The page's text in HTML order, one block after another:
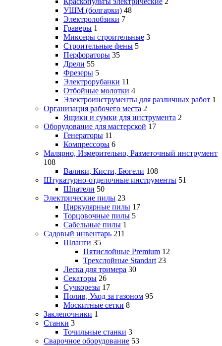
УШМ (болгарки) 48
Электролобзики 7
Граверы 1
Миксеры строительные 3
Строительные фены 5
Перфораторы 35
Дрели 55
Фрезеры 5
Электрорубанки 11
Отбойные молотки 4
Электроинструменты для различных работ 1
Организация рабочего места 2
Ящики и сумки для инструмента 2
Оборудование для мастерской 17
Генераторы 11
Компрессоры 6
Малярно, Измерительно, Разметочный инструмент
108
Валики, Кисти, Бюгели 108
Штукатурно-отделочные инструменты 51
Шпатели 50
Электрические пилы 23
Циркулярные пилы 17
Торцовочные пилы 5
Сабельные пилы 1
Садовый инвентарь 211
Шланги 35
Пятислойные Premium 12
Трехслойные Standart 23
Леска для тримера 30
Секаторы 26
Сучкорезы 17
Полив, Уход за газоном 95
Москитные сетки 8
Заклепочники 1
Станки 3
Точильные станки 3
Сварочное оборудование 53